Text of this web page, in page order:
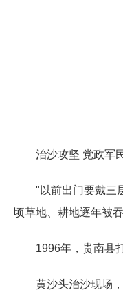
治沙攻坚 党政军
"以前出门要戴三
顷草地、耕地逐年被
1996年，贵南县
黄沙头治沙现场